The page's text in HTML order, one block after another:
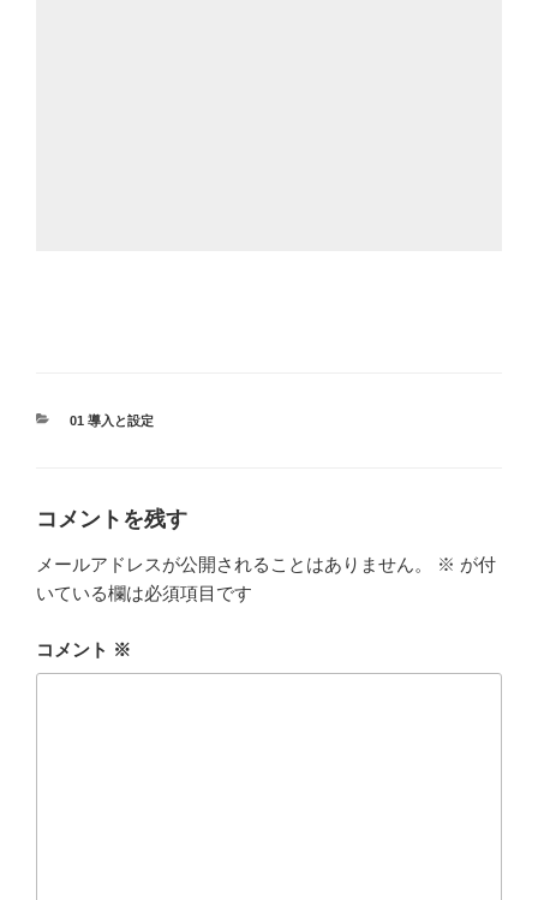
カ
01 導入と設定
コメントを残す
メールアドレスが公開されることはありません。 ※ が付
いている欄は必須項目です
コメント ※